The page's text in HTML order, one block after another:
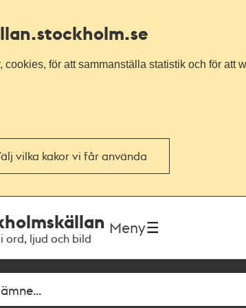
.stockholm.se
för att sammanställa statistik och för att
vilka kakor vi får använda
ord, ljud och bild
Meny